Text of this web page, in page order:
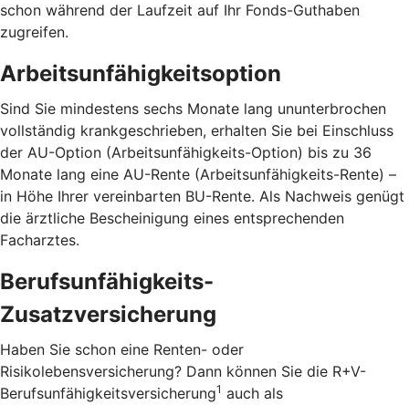
schon während der Laufzeit auf Ihr Fonds-Guthaben
zugreifen.
Arbeitsunfähigkeitsoption
Sind Sie mindestens sechs Monate lang ununterbrochen
vollständig krankgeschrieben, erhalten Sie bei Einschluss
der AU-Option (Arbeitsunfähigkeits-Option) bis zu 36
Monate lang eine AU-Rente (Arbeitsunfähigkeits-Rente) –
in Höhe Ihrer vereinbarten BU-Rente. Als Nachweis genügt
die ärztliche Bescheinigung eines entsprechenden
Facharztes.
Berufsunfähigkeits-
Zusatzversicherung
Haben Sie schon eine Renten- oder
Risikolebensversicherung? Dann können Sie die R+V-
Berufsunfähigkeitsversicherung1 auch als